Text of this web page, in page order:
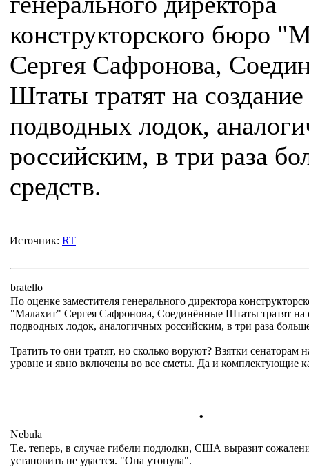
конструкторского бюро
Сергея Сафронова,
Штаты тратят на создание
подводных лодок,
российским, в три раза
средств.
Источник: RT
bratello
По оценке заместителя генерального директора
"Малахит" Сергея Сафронова, Соединённые Штаты тратят на
подводных лодок, аналогичных российским, в три раза
Тратить то они тратят, но сколько воруют? Взятки сенаторам
уровне и явно включены во все сметы. Да и комплектующие
.
Nebula
Т.е. теперь, в случае гибели подлодки, США выразит
установить не удастся. "Она утонула".